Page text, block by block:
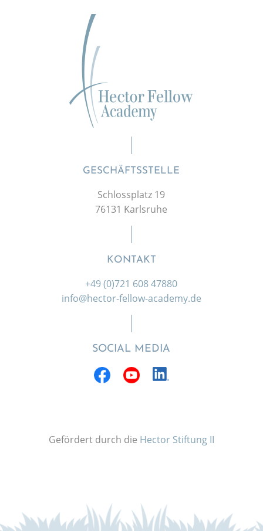
GESCHÄFTSSTELLE
Schlossplatz 19
76131 Karlsruhe
KONTAKT
+49 (0)721 608 47880
info@hector-fellow-academy.de
SOCIAL MEDIA
Gefördert durch die Hector Stiftung II